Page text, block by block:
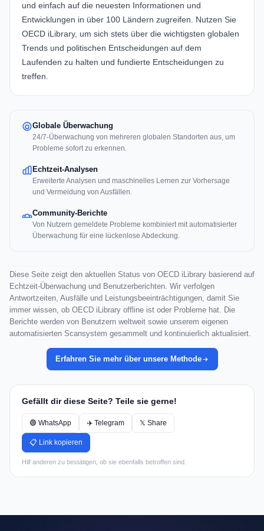
und einfach auf die neuesten Informationen und
Entwicklungen in über 100 Ländern zugreifen. Nutzen Sie
OECD iLibrary, um sich stets über die wichtigsten globalen
Trends und politischen Entscheidungen auf dem
Laufenden zu halten und fundierte Entscheidungen zu
treffen.
Globale Überwachung
24/7-Überwachung von mehreren globalen Standorten aus, um
Probleme sofort zu erkennen.
Echtzeit-Analysen
Erweiterte Analysen und maschinelles Lernen zur Vorhersage
und Vermeidung von Ausfällen.
Community-Berichte
Von Nutzern gemeldete Probleme kombiniert mit automatisierter
Überwachung für eine lückenlose Abdeckung.
Diese Seite zeigt den aktuellen Status von OECD iLibrary basierend auf
Echtzeit-Überwachung und Benutzerberichten. Wir verfolgen
Antwortzeiten, Ausfälle und Leistungsbeeinträchtigungen, damit Sie
immer wissen, ob OECD iLibrary offline ist oder Probleme hat. Die
Berichte werden von Benutzern weltweit sowie unserem eigenen
automatisierten Scansystem gesammelt und kontinuierlich aktualisiert.
Erfahren Sie mehr über unsere Methode
Gefällt dir diese Seite? Teile sie gerne!
🟢 WhatsApp ✈️ Telegram 𝕏 Share
📋 Link kopieren
Hilf anderen zu bestätigen, ob sie ebenfalls betroffen sind.